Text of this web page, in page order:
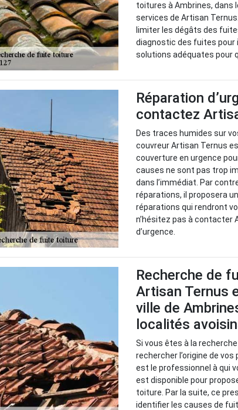
toitures à Ambrines, dans
services de Artisan
limiter les dégâts des
diagnostic des fuites pour
solutions adéquates pour
Réparation
contactez
Des traces humides sur
couvreur Artisan Ternus
couverture en urgence
causes ne sont pas trop
dans l’immédiat. Par
réparations, il proposera
réparations qui rendront
n’hésitez pas à contacter
d’urgence.
Recherche de
Artisan Ternus
ville de
localités
Si vous êtes à la
rechercher l’origine de
est le professionnel à qui
est disponible pour
toiture. Par la suite, ce
identifier les causes de